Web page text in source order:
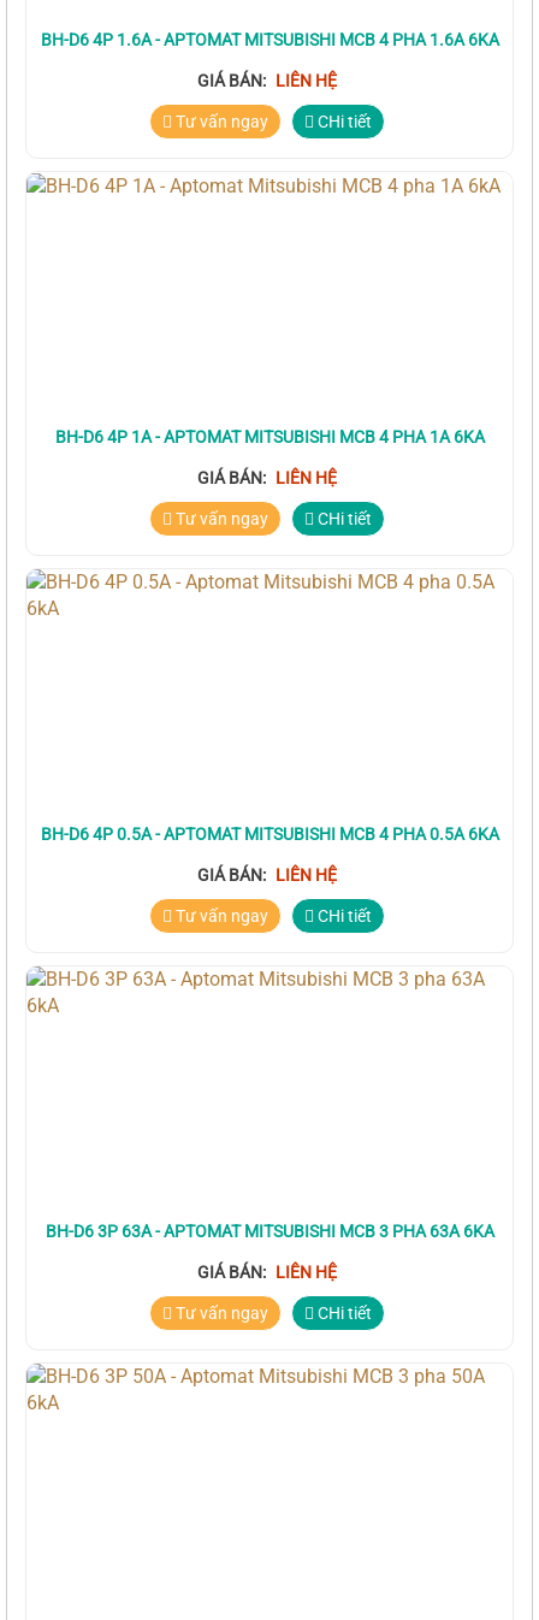
BH-D6 4P 1.6A - APTOMAT MITSUBISHI MCB 4 PHA 1.6A 6KA
GIÁ BÁN: LIÊN HỆ
Tư vấn ngay CHi tiết
BH-D6 4P 1A - APTOMAT MITSUBISHI MCB 4 PHA 1A 6KA
GIÁ BÁN: LIÊN HỆ
Tư vấn ngay CHi tiết
BH-D6 4P 0.5A - APTOMAT MITSUBISHI MCB 4 PHA 0.5A 6KA
GIÁ BÁN: LIÊN HỆ
Tư vấn ngay CHi tiết
BH-D6 3P 63A - APTOMAT MITSUBISHI MCB 3 PHA 63A 6KA
GIÁ BÁN: LIÊN HỆ
Tư vấn ngay CHi tiết